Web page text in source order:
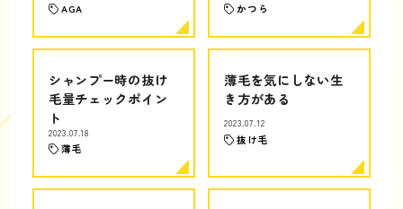
AGA かつら
シャンプー時の抜け
毛量チェックポイン
ト
2023.07.18
薄毛
薄毛を気にしない生
き方がある
2023.07.12
抜け毛